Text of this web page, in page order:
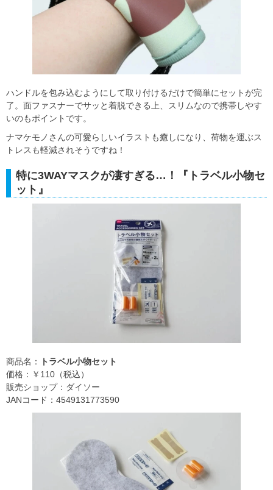
ハンドルを包み込むようにして取り付けるだけで簡単にセットが完
了。面ファスナーでサッと着脱できる上、スリムなので携帯しやす
いのもポイントです。
ナマケモノさんの可愛らしいイラストも癒しになり、荷物を運ぶス
トレスも軽減されそうですね！
特に3WAYマスクが凄すぎる…！『トラベル小物セ
ット』
商品名：
トラベル小物セット
価格：￥110（税込）
販売ショップ：ダイソー
JANコード：4549131773590